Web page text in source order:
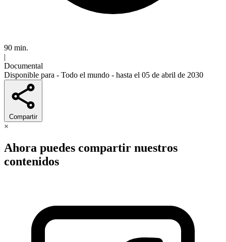
90 min.
|
Documental
Disponible para - Todo el mundo - hasta el 05 de abril de 2030
Compartir
×
Ahora puedes compartir nuestros
contenidos